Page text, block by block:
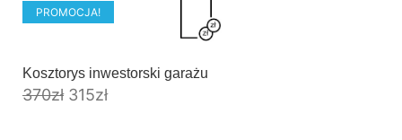
PROMOCJA!
Kosztorys inwestorski garażu
370zł 315zł